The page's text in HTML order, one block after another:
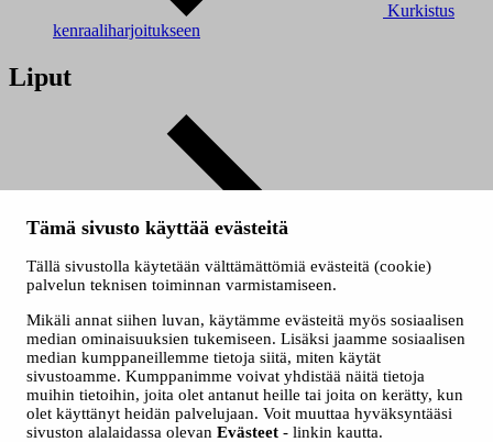
Tämä sivusto käyttää evästeitä
Tällä sivustolla käytetään välttämättömiä evästeitä (cookie)
palvelun teknisen toiminnan varmistamiseen.
Mikäli annat siihen luvan, käytämme evästeitä myös sosiaalisen
median ominaisuuksien tukemiseen. Lisäksi jaamme sosiaalisen
median kumppaneillemme tietoja siitä, miten käytät
sivustoamme. Kumppanimme voivat yhdistää näitä tietoja
muihin tietoihin, joita olet antanut heille tai joita on kerätty, kun
olet käyttänyt heidän palvelujaan. Voit muuttaa hyväksyntääsi
sivuston alalaidassa olevan Evästeet - linkin kautta.
Kurkistus
kenraaliharjoitukseen
Liput
Liput ja
hinnat